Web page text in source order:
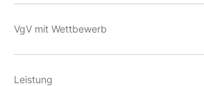
VgV mit Wettbewerb
Leistung